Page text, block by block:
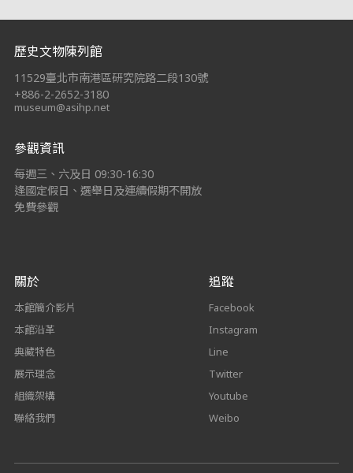
:::
歷史文物陳列館
11529臺北市南港區研究院路二段130號
+886-2-2652-3180
museum@asihp.net
參觀資訊
每週三、六及日 09:30-16:30
逢國定假日、選舉日及連續假期不開放
免費參觀
關於
本館簡介影片
本館沿革
典藏特色
展示理念
組織架構
聯絡我們
追蹤
Facebook
Instagram
Line
Twitter
Youtube
Weibo